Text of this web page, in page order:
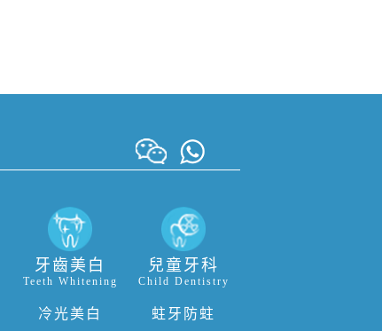
牙齒美白
Teeth Whitening
冷光美白
兒童牙科
Child Dentistry
蛀牙防蛀